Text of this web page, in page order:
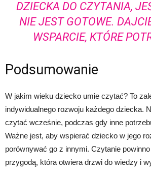
DZIECKA DO CZYTANIA,
NIE JEST GOTOWE.
WSPARCIE, KTÓRE
Podsumowanie
W jakim wieku dziecko umie czytać? To
indywidualnego rozwoju każdego dziecka.
czytać wcześnie, podczas gdy inne
Ważne jest, aby wspierać dziecko w jego
porównywać go z innymi. Czytanie
przygodą, która otwiera drzwi do wiedzy i